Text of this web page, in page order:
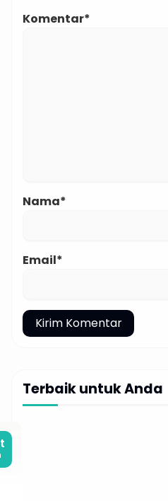
Komentar*
Nama*
Email*
Terbaik untuk Anda